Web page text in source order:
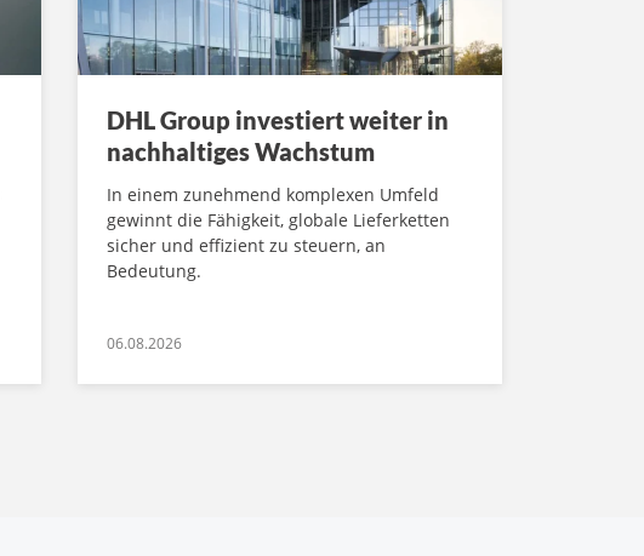
DHL Group investiert weiter in
nachhaltiges Wachstum
In einem zunehmend komplexen Umfeld
gewinnt die Fähigkeit, globale Lieferketten
sicher und effizient zu steuern, an
Bedeutung.
06.08.2026